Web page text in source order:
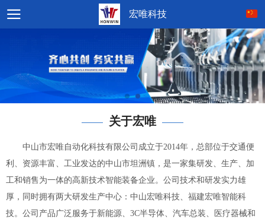
宏唯科技
—— 关于宏唯 ——
中山市宏唯自动化科技有限公司成立于2014年，总部位于交通便
利、资源丰富、工业发达的中山市坦洲镇，是一家集研发、生产、加
工和销售为一体的高新技术智能装备企业。公司技术和研发实力雄
厚，同时拥有两大研发生产中心：中山宏唯科技、福建宏唯智能科
技。公司产品广泛服务于新能源、3C半导体、汽车总装、医疗器械和